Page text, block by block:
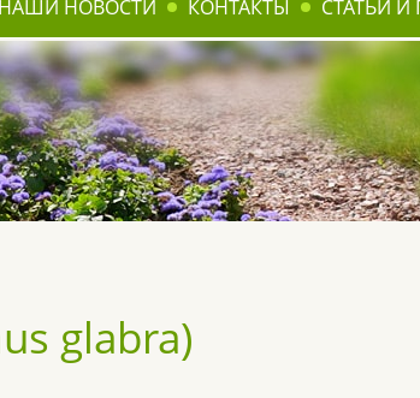
НАШИ НОВОСТИ КОНТАКТЫ СТАТЬИ
glabra)